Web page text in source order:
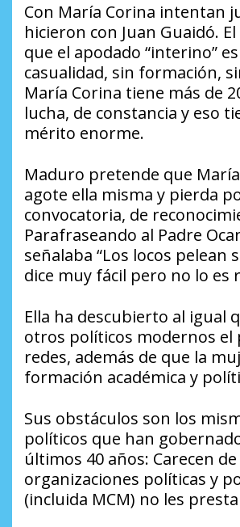
Con María Corina intentan
hicieron con Juan Guaidó.
que el apodado “interino”
casualidad, sin formación,
María Corina tiene más de
lucha, de constancia y eso
mérito enorme.
Maduro pretende que
agote ella misma y pierda
convocatoria, de
Parafraseando al Padre
señalaba “Los locos pelean
dice muy fácil pero no lo es
Ella ha descubierto al igual
otros políticos modernos el
redes, además de que la
formación académica y
Sus obstáculos son los
políticos que han
últimos 40 años: Carecen
organizaciones políticas y
(incluida MCM) no les